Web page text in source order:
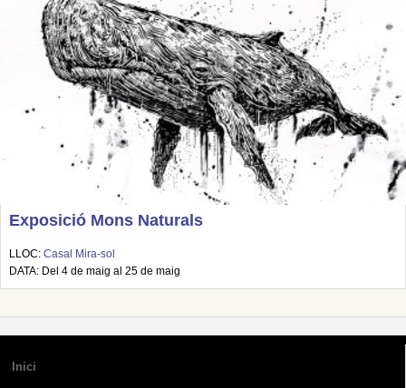
Exposició Mons Naturals
LLOC: Casal Mira-sol
DATA: Del 4 de maig al 25 de maig
Inici